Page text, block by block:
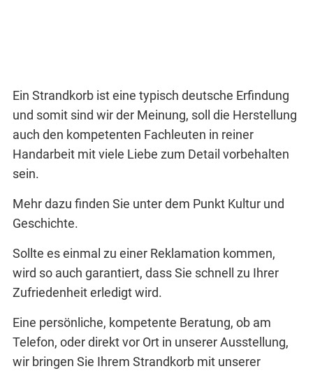
Ein Strandkorb ist eine typisch deutsche Erfindung
und somit sind wir der Meinung, soll die Herstellung
auch den kompetenten Fachleuten in reiner
Handarbeit mit viele Liebe zum Detail vorbehalten
sein.
Mehr dazu finden Sie unter dem Punkt Kultur und
Geschichte.
Sollte es einmal zu einer Reklamation kommen,
wird so auch garantiert, dass Sie schnell zu Ihrer
Zufriedenheit erledigt wird.
Eine persönliche, kompetente Beratung, ob am
Telefon, oder direkt vor Ort in unserer Ausstellung,
wir bringen Sie Ihrem Strandkorb mit unserer